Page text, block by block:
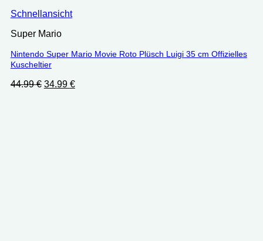
Schnellansicht
Super Mario
Nintendo Super Mario Movie Roto Plüsch Luigi 35 cm Offizielles
Kuscheltier
44.99€ Ursprünglicher
34.99 €Aktueller